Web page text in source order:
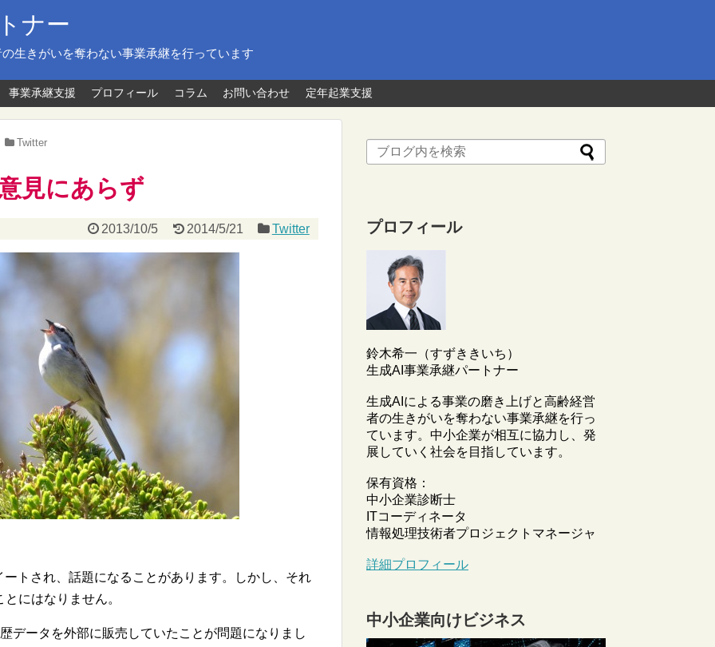
ナー
生きがいを奪わない事業承継を行っています
事業承継支援 プロフィール コラム お問い合わせ 定年起業支援
Twitter
見にあらず
2013/10/5 2014/5/21 Twitter
トされ、話題になることがあります。しかし、それ
にはなりません。
ータを外部に販売していたことが問題になりまし
プロフィール
鈴木希一（すずききいち）
生成AI事業承継パートナー
生成AIによる事業の磨き上げと高齢経営
者の生きがいを奪わない事業承継を行っ
ています。中小企業が相互に協力し、発
展していく社会を目指しています。
保有資格：
中小企業診断士
ITコーディネータ
情報処理技術者プロジェクトマネージャ
詳細プロフィール
中小企業向けビジネス